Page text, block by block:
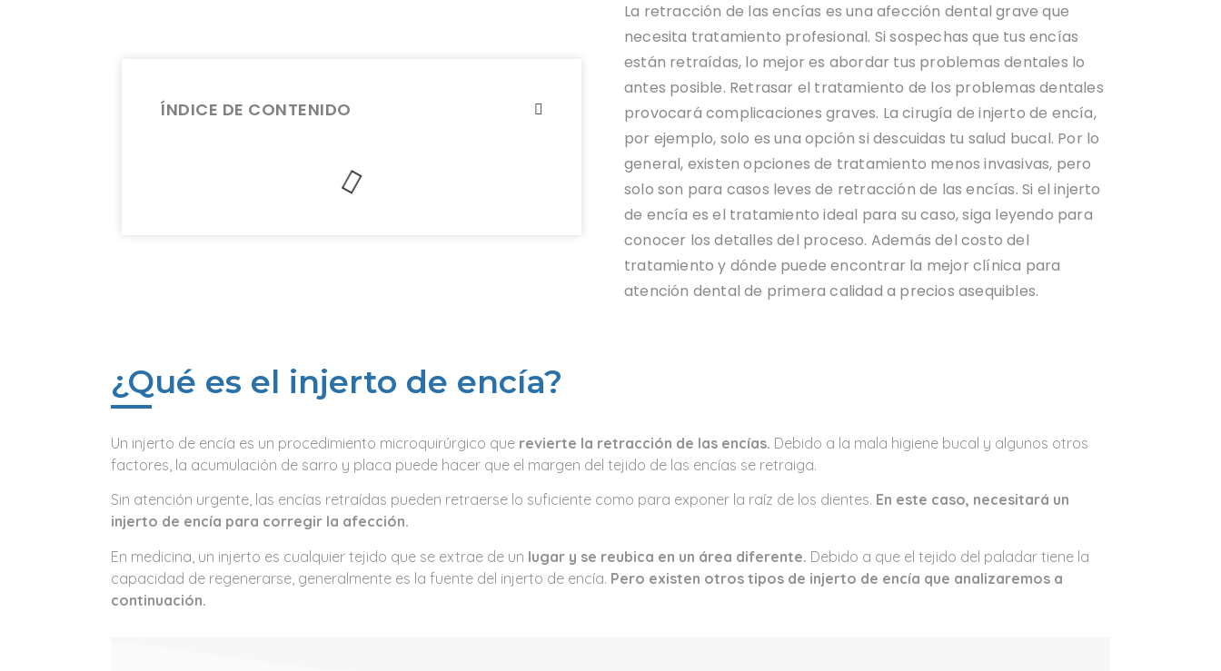
ÍNDICE DE CONTENIDO
La retracción de las encías es una afección dental grave que
necesita tratamiento profesional. Si sospechas que tus encías
están retraídas, lo mejor es abordar tus problemas dentales lo
antes posible. Retrasar el tratamiento de los problemas dentales
provocará complicaciones graves. La cirugía de injerto de encía,
por ejemplo, solo es una opción si descuidas tu salud bucal. Por lo
general, existen opciones de tratamiento menos invasivas, pero
solo son para casos leves de retracción de las encías. Si el injerto
de encía es el tratamiento ideal para su caso, siga leyendo para
conocer los detalles del proceso. Además del costo del
tratamiento y dónde puede encontrar la mejor clínica para
atención dental de primera calidad a precios asequibles.
¿Qué es el injerto de encía?
Un injerto de encía es un procedimiento microquirúrgico que revierte la retracción de las encías. Debido a la mala higiene bucal y algunos otros
factores, la acumulación de sarro y placa puede hacer que el margen del tejido de las encías se retraiga.
Sin atención urgente, las encías retraídas pueden retraerse lo suficiente como para exponer la raíz de los dientes. En este caso, necesitará un
injerto de encía para corregir la afección.
En medicina, un injerto es cualquier tejido que se extrae de un lugar y se reubica en un área diferente. Debido a que el tejido del paladar tiene la
capacidad de regenerarse, generalmente es la fuente del injerto de encía. Pero existen otros tipos de injerto de encía que analizaremos a
continuación.